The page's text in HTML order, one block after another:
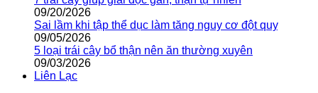
09/20/2026
Sai lầm khi tập thể dục làm tăng nguy cơ đột quỵ
09/05/2026
5 loại trái cây bổ thận nên ăn thường xuyên
09/03/2026
Liên Lạc